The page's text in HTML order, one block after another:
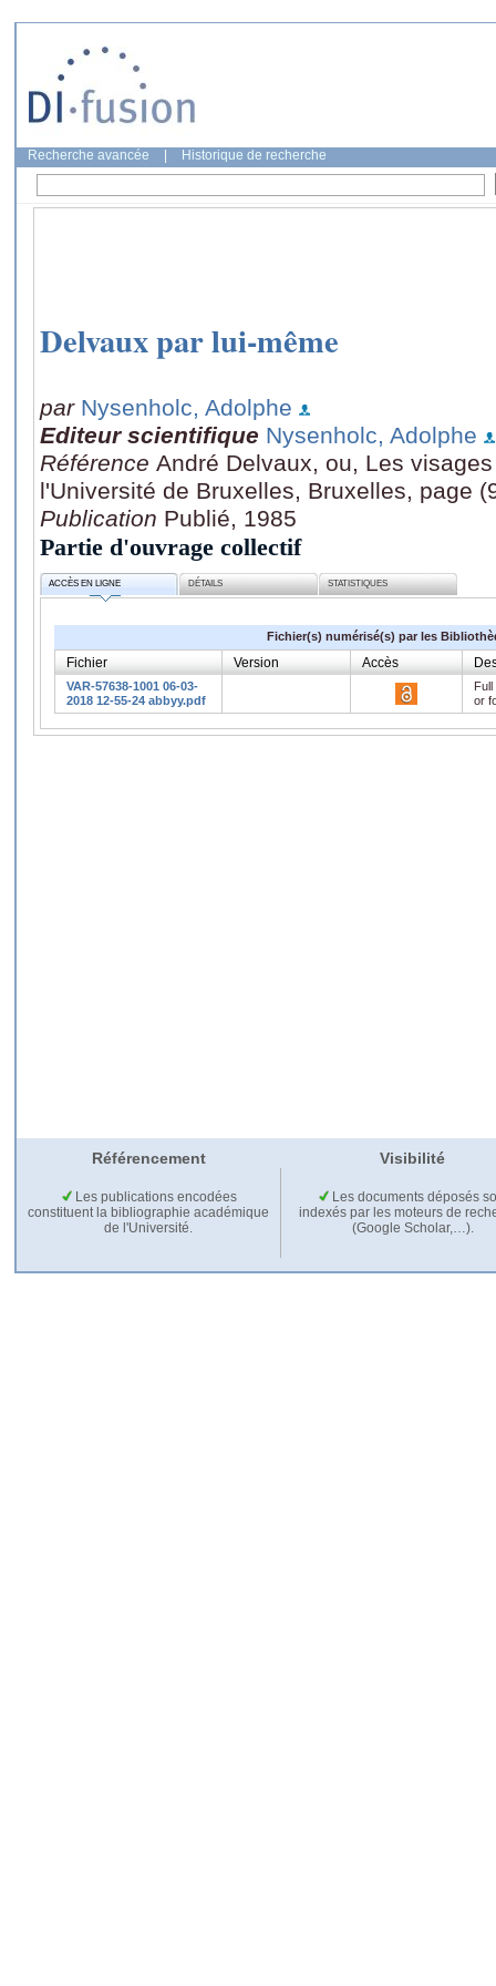
Recherche avancée Historique de recherche
Delvaux par lui-même
par Nysenholc, Adolphe
Editeur scientifique Nysenholc, Adolphe
Référence André Delvaux, ou, Les
l'Université de Bruxelles, Bruxelles, page
Publication Publié, 1985
Partie d'ouvrage collectif
ACCÈS EN LIGNE DÉTAILS STATISTIQUES
Fichier(s) numérisé(s) par les
Fichier Version Accès
VAR-57638-1001 06-03-
2018 12-55-24 abbyy.pdf
or
Référencement Visibilité
Les publications encodées
constituent la bibliographie académique
de l'Université.
Les documents déposés
indexés par les moteurs de
(Google Scholar,…).